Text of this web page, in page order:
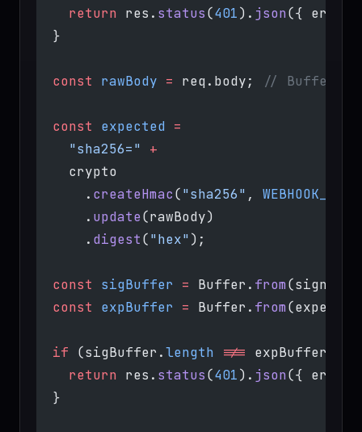
    return
res. status(401). json({
  }
  const
rawBody = req.body; // Buffer,
  const
expected =
    "sha256="
+
    crypto
      .
createHmac("sha256" ,
      .
update(rawBody)
      .
digest("hex");
  const
sigBuffer = Buffer. from
  const
expBuffer = Buffer. from
  if
(sigBuffer.length !== expBuffer.
    return
res. status(401). json({
  }